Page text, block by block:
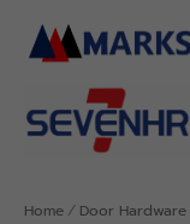
content
Home / Door Hardware